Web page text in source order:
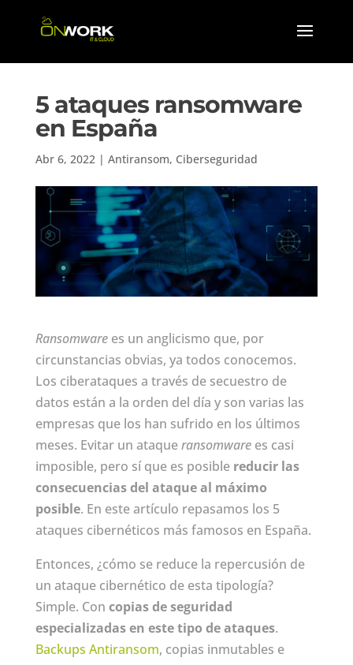
5 ataques ransomware
en España
Abr 6, 2022| Antiransom, Ciberseguridad
Ransomwarees un anglicismo que, por
circunstancias obvias, ya todos conocemos.
Los ciberataques a través de secuestro de
datos están a la orden del día y son varias las
empresas que los han sufrido en los últimos
meses. Evitar un ataqueransomwarees casi
imposible, pero sí que es posible reducir las
consecuencias del ataque al máximo
posible. En este artículo repasamos los 5
ataques cibernéticos más famosos en España.
Entonces, ¿cómo se reduce la repercusión de
un ataque cibernético de esta tipología?
Simple. Con copias de seguridad
especializadas en este tipo de ataques.
Backups Antiransom, copias inmutables e